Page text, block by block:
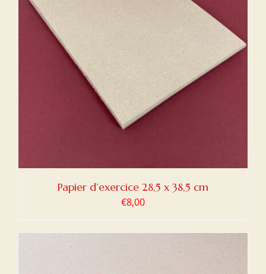
Papier d’exercice 28,5 x 38,5 cm
€8,00